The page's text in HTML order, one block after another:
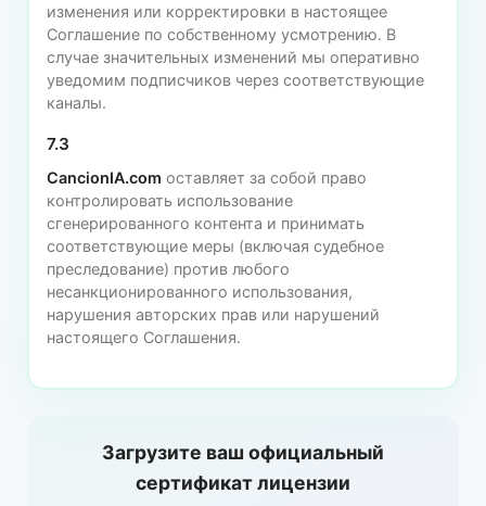
изменения или корректировки в настоящее
Соглашение по собственному усмотрению. В
случае значительных изменений мы оперативно
уведомим подписчиков через соответствующие
каналы.
7.3
CancionIA.com оставляет за собой право
контролировать использование
сгенерированного контента и принимать
соответствующие меры (включая судебное
преследование) против любого
несанкционированного использования,
нарушения авторских прав или нарушений
настоящего Соглашения.
Загрузите ваш официальный
сертификат лицензии